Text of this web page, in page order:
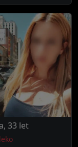
33 let